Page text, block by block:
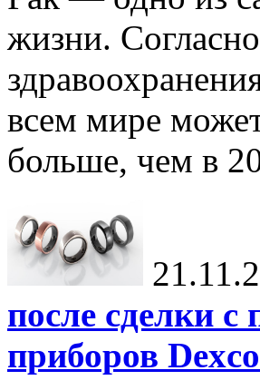
жизни.
всем мире
больше, чем в
после сделки
приборов